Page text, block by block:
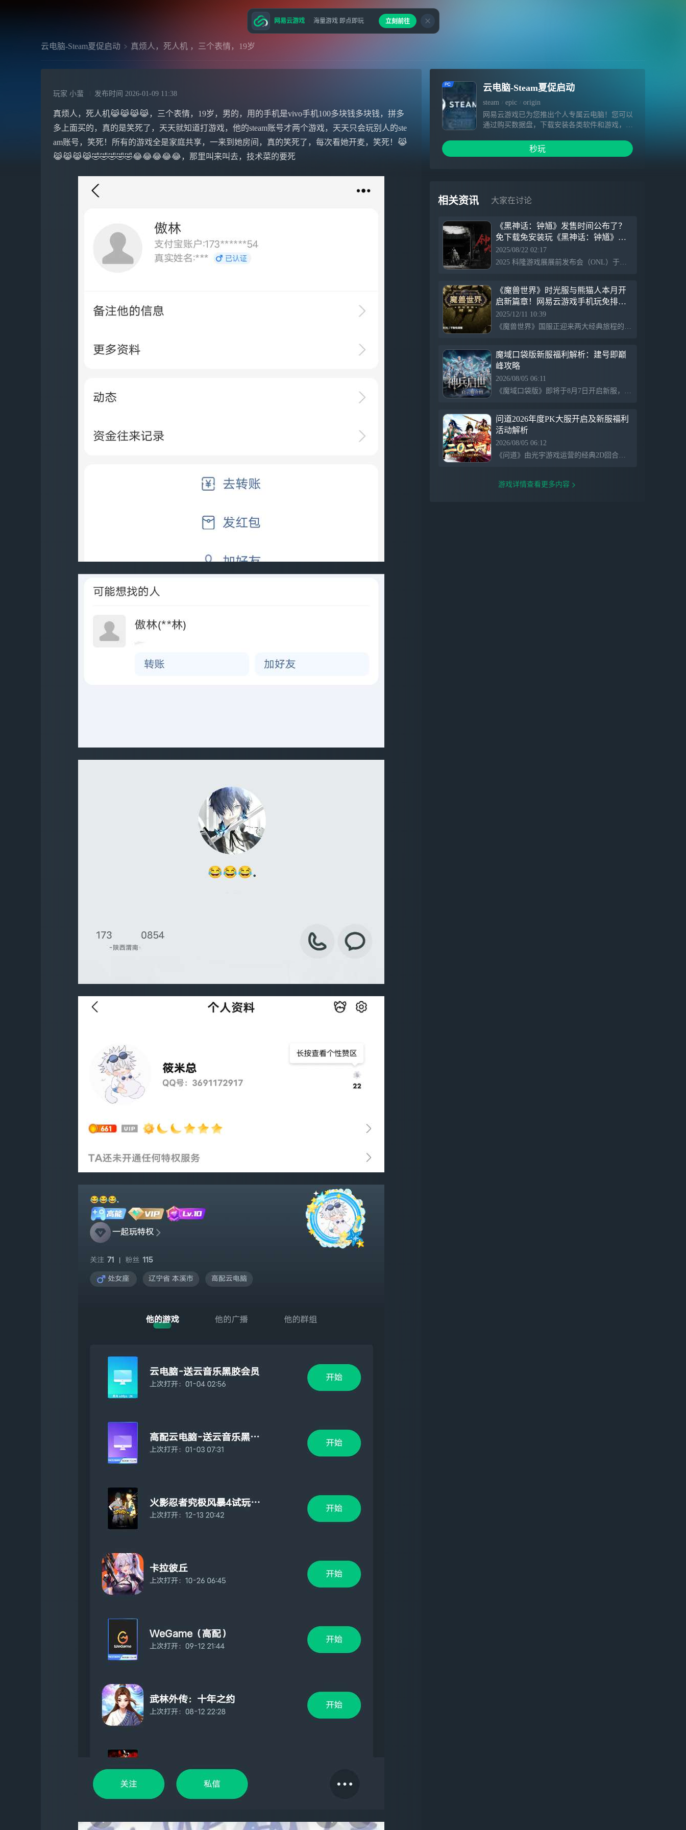
云电脑-Steam夏促启动 真烦人，死人机 ，三个表情，19岁
玩家 小蜚 发布时间 2026-01-09 11:38
真烦人，死人机😹😹😹😹，三个表情，19岁，男的，用的手机是vivo手机100多块钱多块钱，拼多
多上面买的，真的是笑死了，天天就知道打游戏，他的steam账号才两个游戏，天天只会玩别人的ste
am账号，笑死！所有的游戏全是家庭共享，一来到她房间，真的笑死了，每次看她开麦，笑死！😹
😹😹😹😹🤣🤣🤣🤣🤣😂😂😂😂😂，那里叫来叫去，技术菜的要死
云电脑-Steam夏促启动
steam epic
origin
网易云游戏已为您推出个人专属云电脑！您可以
通过购买数据盘，下载安装各类软件和游戏，相
配置、极快下载速度、畅快游戏体验等着您～
1.硬件不受限，提供免费加速&挂机，3A大作一
秒玩
相关资讯 大家在讨论
《黑神话：钟馗》发售时间公布了？
免下载免安装玩《黑神话：钟馗》攻
略，云游戏云电脑不吃设备！
2025/08/22 02:17
2025 科隆游戏展展前发布会（ONL）于北京时间 8 月 20 日凌晨举行，游戏科学全新作品《黑神话：钟馗》在最后出场，展示了一段约1分钟的 CG。《黑神话：钟馗》是黑神话系列的第二部作品，作为一款标准的单机动作角色扮演游戏，是以中国民间传说中的著名角色“钟馗”为主要创意来源的单机·动作·角色扮演游戏。来【网易云游戏】参与《黑神话：钟馗》预约活动，抽取游戏CDK现金券、黑猴畅玩时长，PC、手机、TV都能玩！免下载不占空间不发烫，配置直升4070Ti，更有海量3A大作等你来体验，搜索【网易云游戏】下app或开启网页版即刻开启！
《魔兽世界》时光服与熊猫人本月开
启新篇章！网易云游戏手机玩免排队
免下载送月卡点卡！
2025/12/11 10:39
《魔兽世界》国服正迎来两大经典旅程的重磅回归。备受期待的 “泰坦重铸服务器「时光」” 已于 11月18日正式上线，并将于 12月11日维护后 实施新一轮职业平衡调整。与此同时，充满东方魅力的 “熊猫人之谜”怀旧服 也将于 12月16日正式上线，为广大玩家敞开潘达利亚的大门。 免排队手机玩！全新内容等你来体验！现已开启免费角色转移服务，用【网易云游戏】云电脑，免下载不占内存，不吃配置，一键登录，参与平台活动还能免费抽取魔兽世界90天游玩时长（价值225元）。
魔域口袋版新服福利解析：建号即巅
峰攻略
2026/08/05 06:11
《魔域口袋版》即将于8月7日开启新服，推出“开局即巅峰”的福利。玩家可一键直升到132级，跳过主线任务并保留奖励。同时，新手创角即送年兽、辅助宠、神火及圣物等核心资源，确保玩家从一开始便具备挑战高难内容的实力。这款魔幻角色扮演游戏致力于降低新手门槛，提供丰富的成长支持。
问道2026年度PK大服开启及新服福利
活动解析
2026/08/05 06:12
《问道》由光宇游戏运营的经典2D回合制MMORPG，将于2026年8月14日开启年度PK大服“二〇二六”。新服角色抢注已于8月3日开启，玩家可提前锁定ID，以参与热血竞技活动，如“试道王者”、“龙争虎斗”等。同时推出现金大奖福利，期待道友们共赴修仙盛宴。
游戏详情查看更多内容
网易云游戏 海量游戏 即点即玩 立刻前往